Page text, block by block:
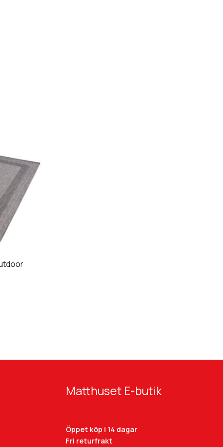
Matthuset E-butik
Öppet köp i 14 dagar
Fri returfrakt